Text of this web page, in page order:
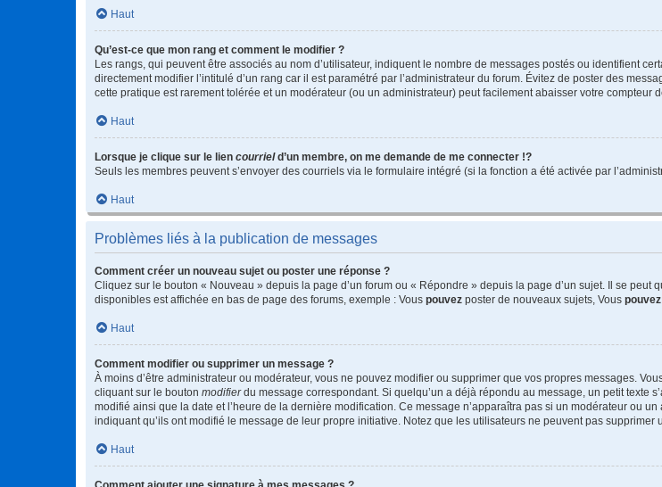
Haut
Qu’est-ce que mon rang et comment le modifier ?
Les rangs, qui peuvent être associés au nom d’utilisateur, indiquent le nombre de messages postés ou identifient
directement modifier l’intitulé d’un rang car il est paramétré par l’administrateur du forum. Évitez de poster des
cette pratique est rarement tolérée et un modérateur (ou un administrateur) peut facilement abaisser votre compteur
Haut
Lorsque je clique sur le lien courrield’un membre, on me demande de me connecter !?
Seuls les membres peuvent s’envoyer des courriels via le formulaire intégré (si la fonction a été activée par
Haut
Problèmes liés à la publication de messages
Comment créer un nouveau sujet ou poster une réponse ?
Cliquez sur le bouton « Nouveau » depuis la page d’un forum ou « Répondre » depuis la page d’un sujet. Il se
disponibles est affichée en bas de page des forums, exemple : Vous pouvez poster de nouveaux sujets, Vous pouvez
Haut
Comment modifier ou supprimer un message ?
À moins d’être administrateur ou modérateur, vous ne pouvez modifier ou supprimer que vos propres messages.
cliquant sur le bouton modifierdu message correspondant. Si quelqu’un a déjà répondu au message, un petit texte
modifié ainsi que la date et l’heure de la dernière modification. Ce message n’apparaîtra pas si un modérateur ou
indiquant qu’ils ont modifié le message de leur propre initiative. Notez que les utilisateurs ne peuvent pas supprimer
Haut